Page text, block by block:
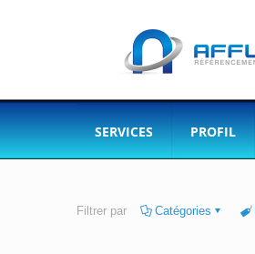
SERVICES PROFIL
Filtrer par Catégories